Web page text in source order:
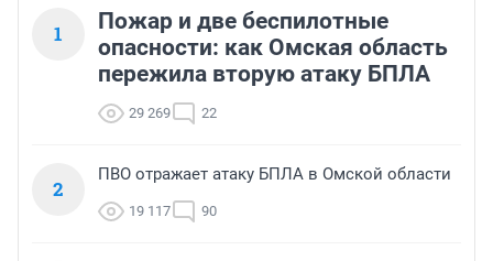
1
Пожар и две беспилотные
опасности: как Омская область
пережила вторую атаку БПЛА
29 269 22
2
ПВО отражает атаку БПЛА в Омской области
19 117 90